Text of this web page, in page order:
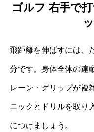
ゴルフ 右手で
飛距離を伸ばすには、
分です。身体全体の連
レーン・グリップが複
ニックとドリルを取り
につけましょう。